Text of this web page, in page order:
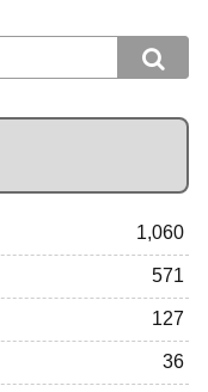
1,060
571
127
36